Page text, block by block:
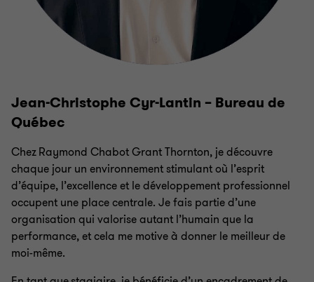
Jean-Christophe Cyr-Lantin – Bureau de
Québec
Chez Raymond Chabot Grant Thornton, je découvre
chaque jour un environnement stimulant où l’esprit
d’équipe, l’excellence et le développement professionnel
occupent une place centrale. Je fais partie d’une
organisation qui valorise autant l’humain que la
performance, et cela me motive à donner le meilleur de
moi-même.